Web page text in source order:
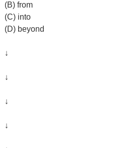
(B) from
(C) into
(D) beyond
↓
↓
↓
↓